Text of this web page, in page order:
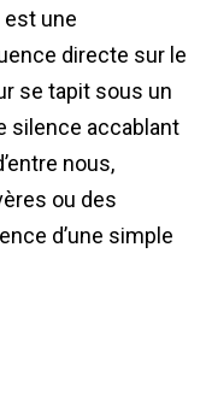
est une
directe sur le
se tapit sous un
silence accablant
nous,
ou des
d’une simple